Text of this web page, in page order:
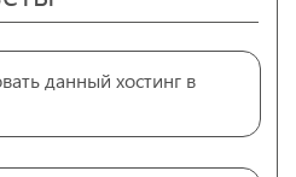
данный хостинг в